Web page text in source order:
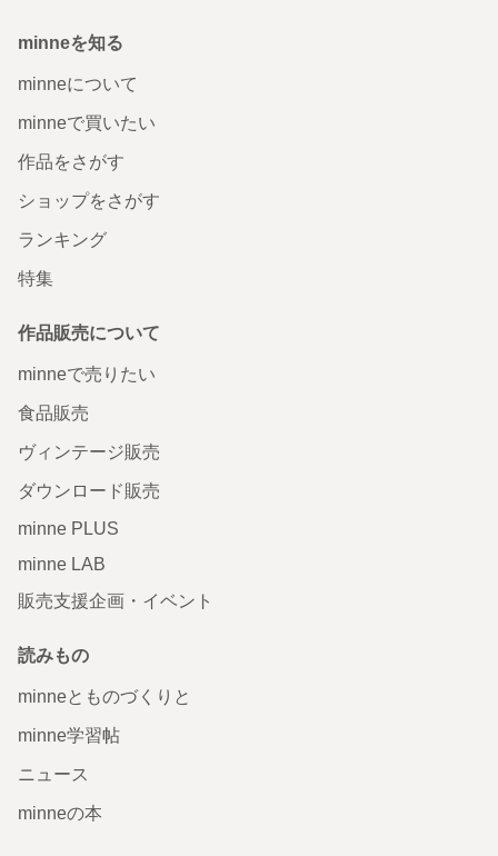
minneを知る
minneについて
minneで買いたい
作品をさがす
ショップをさがす
ランキング
特集
作品販売について
minneで売りたい
食品販売
ヴィンテージ販売
ダウンロード販売
minne PLUS
minne LAB
販売支援企画・イベント
読みもの
minneとものづくりと
minne学習帖
ニュース
minneの本